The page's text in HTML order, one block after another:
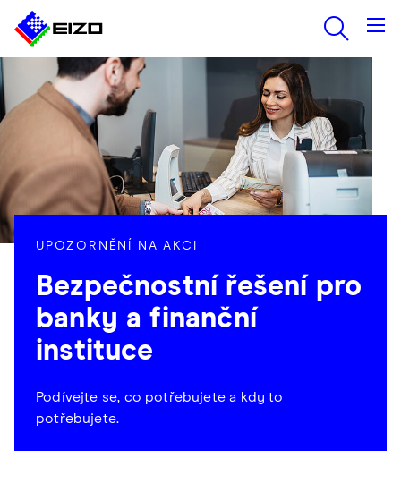
UPOZORNĚNÍ NA AKCI
Bezpečnostní řešení pro
banky a finanční
instituce
Podívejte se, co potřebujete a kdy to
potřebujete.